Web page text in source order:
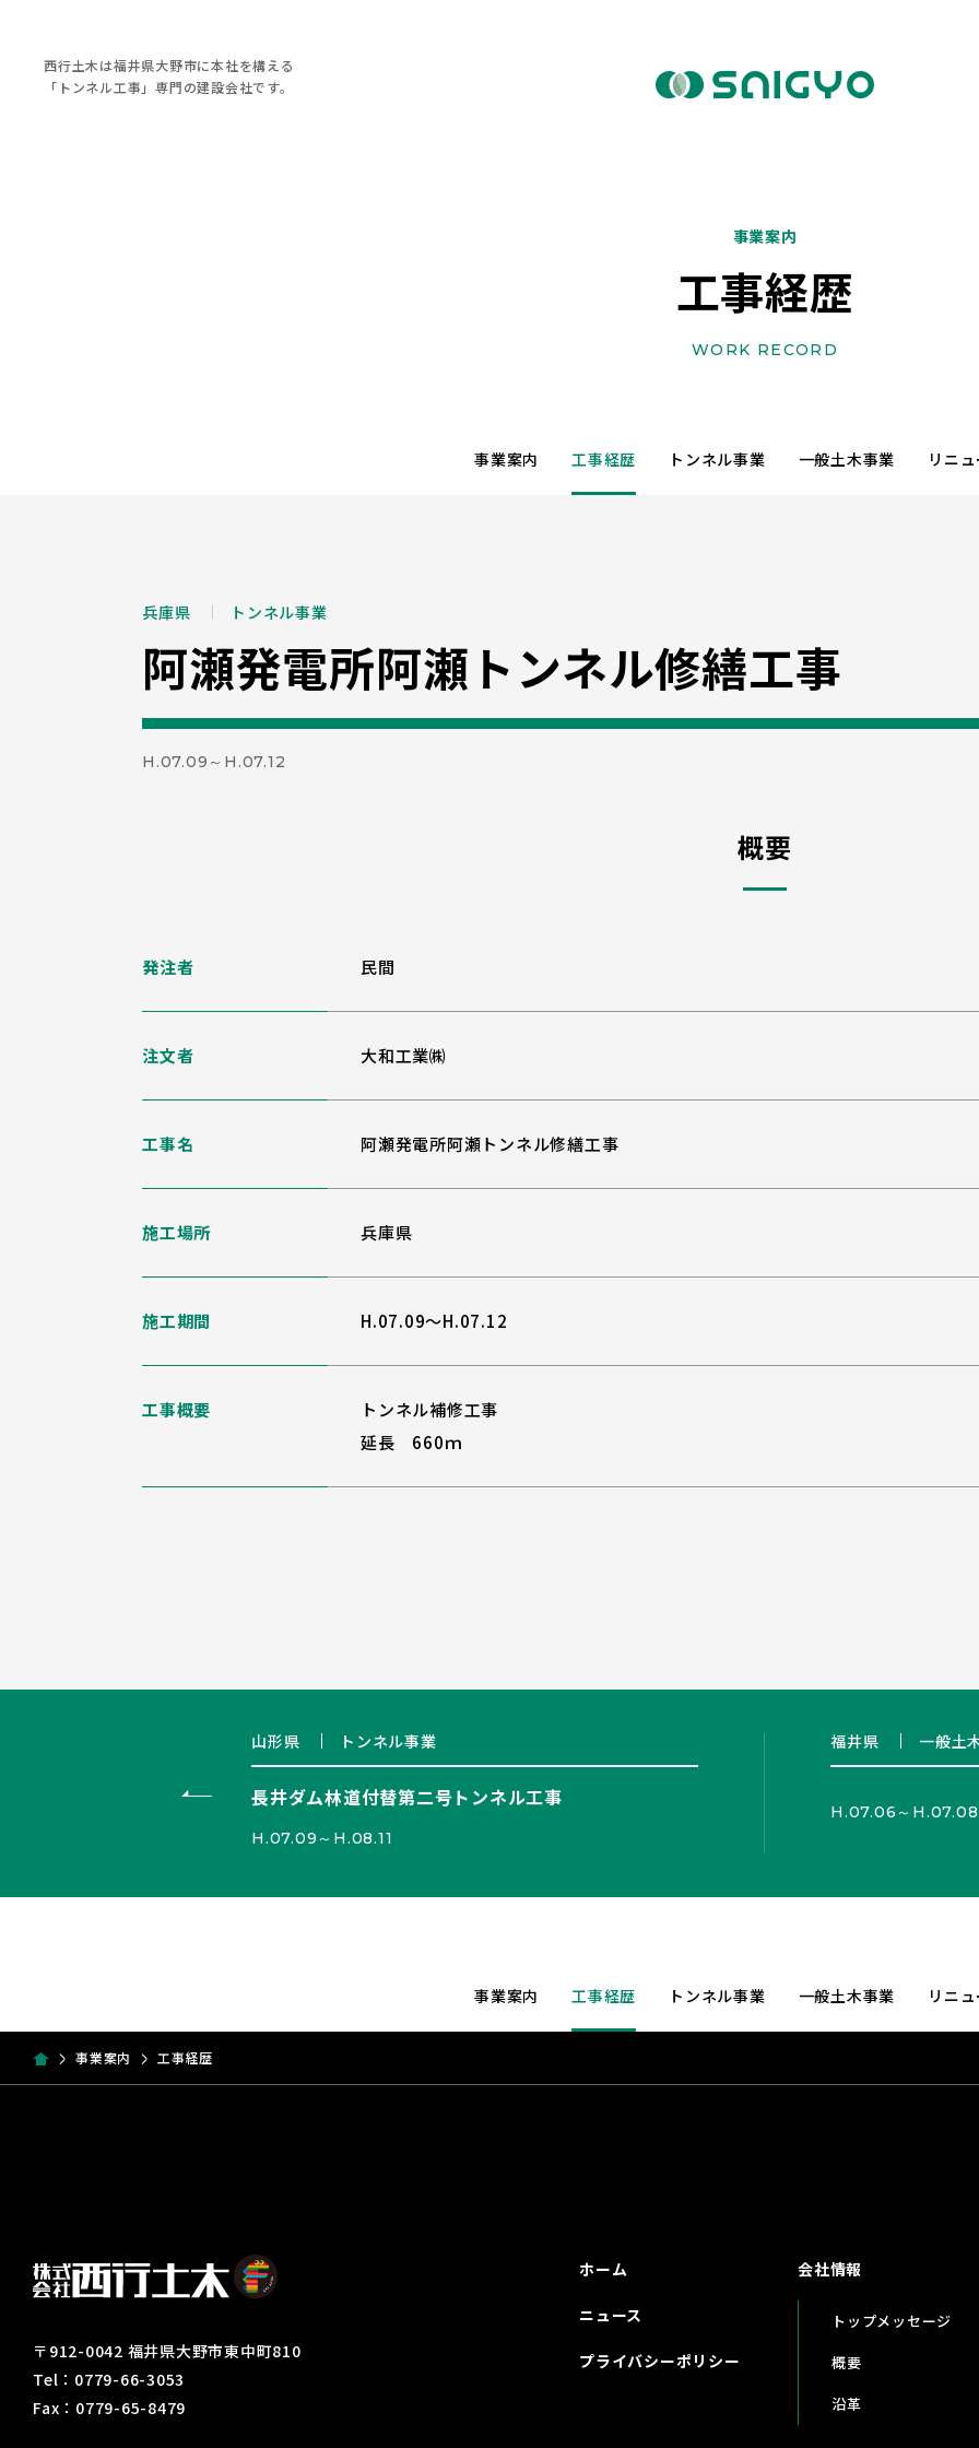
西行土木は福井県大野市に本社を構える
「トンネル工事」専門の建設会社です。
事業案内
工事経歴
WORK RECORD
事業案内 工事経歴 トンネル事業 一般土木事業 リニ
兵庫県 トンネル事業
阿瀬発電所阿瀬トンネル修繕工事
H.07.09～H.07.12
概要
発注者 民間
注文者 大和工業㈱
工事名 阿瀬発電所阿瀬トンネル修繕工事
施工場所 兵庫県
施工期間 H.07.09～H.07.12
工事概要
トンネル補修工事
延長 660ｍ
山形県 トンネル事業
長井ダム林道付替第二号トンネル工事
H.07.09～H.08.11
福井県 一般土
H.07.06～H.07.08
事業案内 工事経歴 トンネル事業 一般土木事業 リニ
事業案内 工事経歴
〒912-0042 福井県大野市東中町810
Tel：0779-66-3053
Fax：0779-65-8479
ホーム
ニュース
プライバシーポリシー
会社情報
トップメッセージ
概要
沿革